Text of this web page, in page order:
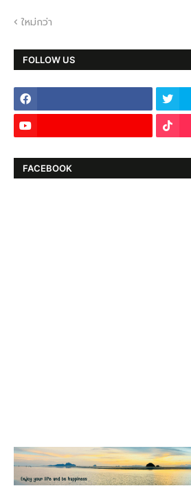
ใหม่กว่า
FOLLOW US
FACEBOOK